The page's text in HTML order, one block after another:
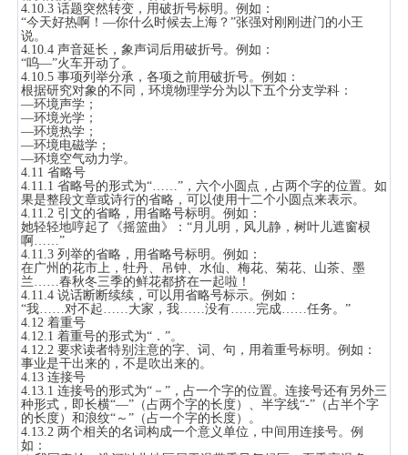
4.10.3 话题突然转变，用破折号标明。例如：
“今天好热啊！—你什么时候去上海？”张强对刚刚进门的小王
说。
4.10.4 声音延长，象声词后用破折号。例如：
“呜—”火车开动了。
4.10.5 事项列举分承，各项之前用破折号。例如：
根据研究对象的不同，环境物理学分为以下五个分支学科：
—环境声学；
—环境光学；
—环境热学；
—环境电磁学；
—环境空气动力学。
4.11 省略号
4.11.1 省略号的形式为“……”，六个小圆点，占两个字的位置。如
果是整段文章或诗行的省略，可以使用十二个小圆点来表示。
4.11.2 引文的省略，用省略号标明。例如：
她轻轻地哼起了《摇篮曲》：“月儿明，风儿静，树叶儿遮窗棂
啊……”
4.11.3 列举的省略，用省略号标明。例如：
在广州的花市上，牡丹、吊钟、水仙、梅花、菊花、山茶、墨
兰……春秋冬三季的鲜花都挤在一起啦！
4.11.4 说话断断续续，可以用省略号标示。例如：
“我……对不起……大家，我……没有……完成……任务。”
4.12 着重号
4.12.1 着重号的形式为“．”。
4.12.2 要求读者特别注意的字、词、句，用着重号标明。例如：
事业是干出来的，不是吹出来的。
4.13 连接号
4.13.1 连接号的形式为“－”，占一个字的位置。连接号还有另外三
种形式，即长横“—”（占两个字的长度）、半字线“-”（占半个字
的长度）和浪纹“～”（占一个字的长度）。
4.13.2 两个相关的名词构成一个意义单位，中间用连接号。例
如：